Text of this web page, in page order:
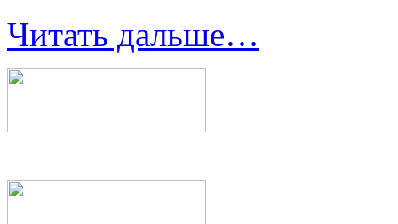
Читать дальше…